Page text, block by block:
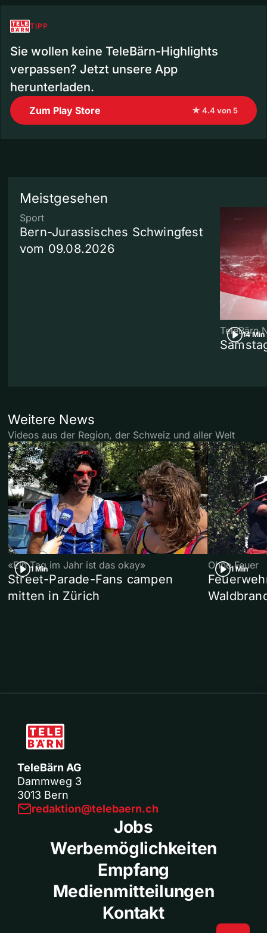
TIPP
Sie wollen keine TeleBärn-Highlights
verpassen? Jetzt unsere App
herunterladen.
Zum Play Store ★ 4.4 von 5
Meistgesehen
Sport
Bern-Jurassisches Schwingfest
vom 09.08.2026
14 Min
TeleBärn
Weitere News
Videos aus der Region, der Schweiz und aller Welt
1 Min
«Ein Tag im Jahr ist das okay»
Street-Parade-Fans campen
mitten in Zürich
1 Min
Ohne Feuer
TeleBärn AG
Dammweg 3
3013 Bern
redaktion@telebaern.ch
Jobs
Werbemöglichkeiten
Empfang
Medienmitteilungen
Kontakt